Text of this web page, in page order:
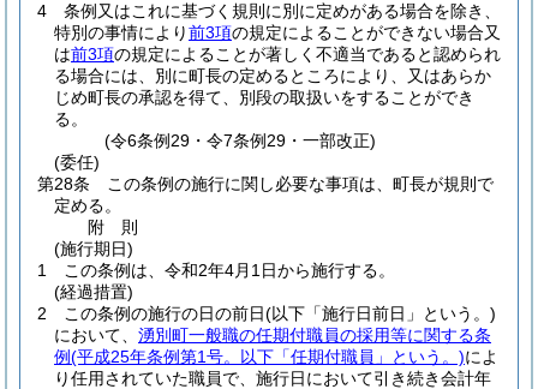
4
条例又はこれに基づく規則に別に定めがある場合を除き、
特別の事情により前3項の規定によることができない場合又
は前3項の規定によることが著しく不適当であると認められ
る場合には、別に町長の定めるところにより、又はあらか
じめ町長の承認を得て、別段の取扱いをすることができ
る。
(令6条例29・令7条例29・一部改正)
(委任)
第28条
この条例の施行に関し必要な事項は、町長が規則で
定める。
附 則
(施行期日)
1
この条例は、令和2年4月1日から施行する。
(経過措置)
2
この条例の施行の日の前日(以下「施行日前日」という。)
において、 湧別町一般職の任期付職員の採用等に関する条
例(平成25年条例第1号。以下「任期付職員」という。)によ
り任用されていた職員で、施行日において引き続き会計年